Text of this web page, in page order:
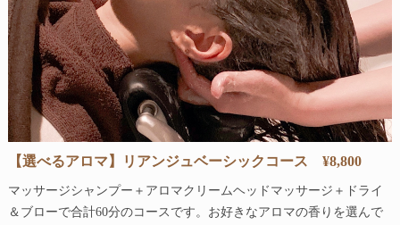
【選べるアロマ】リアンジュベーシックコース ¥8,800
マッサージシャンプー＋アロマクリームヘッドマッサージ＋ドライ
＆ブローで合計60分のコースです。お好きなアロマの香りを選んで